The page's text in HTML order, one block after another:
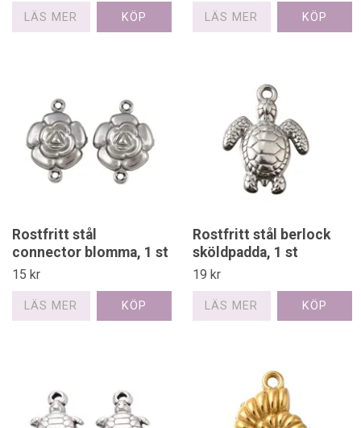
LÄS MER LÄS MER
Rostfritt stål
connector blomma, 1 st
15 kr
LÄS MER
Rostfritt stål berlock
sköldpadda, 1 st
19 kr
LÄS MER